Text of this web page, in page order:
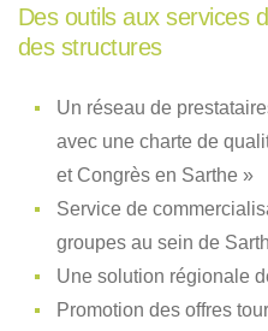
Des outils aux services
des structures
Un réseau de
avec une charte de
et Congrès en Sarthe »
Service de
groupes au sein de
Une solution régionale
Promotion des offres